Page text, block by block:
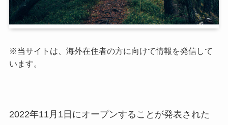
※当サイトは、海外在住者の方に向けて情報を発信して
います。
2022年11月1日にオープンすることが発表された